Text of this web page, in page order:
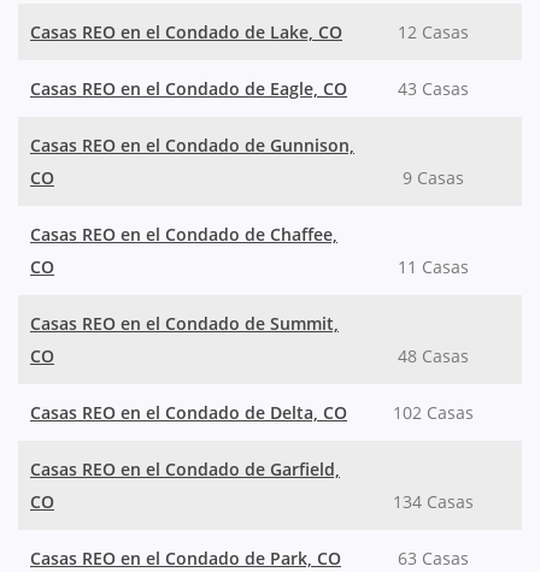
Casas REO en el Condado de Lake, CO 12 Casas
Casas REO en el Condado de Eagle, CO 43 Casas
Casas REO en el Condado de Gunnison,
CO
9 Casas
Casas REO en el Condado de Chaffee,
CO
11 Casas
Casas REO en el Condado de Summit,
CO
48 Casas
Casas REO en el Condado de Delta, CO 102 Casas
Casas REO en el Condado de Garfield,
CO
134 Casas
Casas REO en el Condado de Park, CO 63 Casas